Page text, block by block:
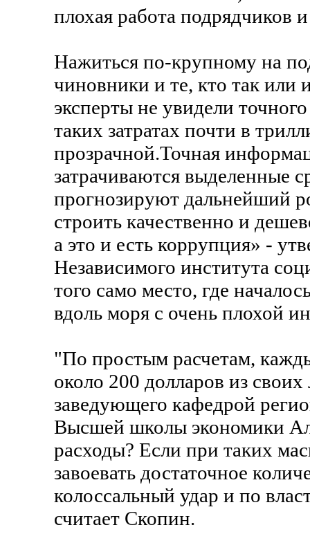
плохая работа подрядчиков
Нажиться по-крупному на
чиновники и те, кто так или
эксперты не увидели
таких затратах почти в
прозрачной.Точная
затрачиваются выделенные
прогнозируют дальнейший
строить качественно и
а это и есть коррупция» -
Независимого института
того само место, где
вдоль моря с очень плохой
"По простым расчетам,
около 200 долларов из
заведующего кафедрой
Высшей школы экономики
расходы? Если при таких
завоевать достаточное
колоссальный удар и по
считает Скопин.